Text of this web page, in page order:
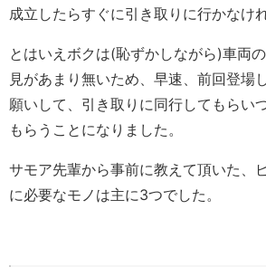
成立したらすぐに引き取りに行かなけ
とはいえボクは(恥ずかしながら)車両
見があまり無いため、早速、前回登場
願いして、引き取りに同行してもらい
もらうことになりました。
サモア先輩から事前に教えて頂いた、
に必要なモノは主に3つでした。